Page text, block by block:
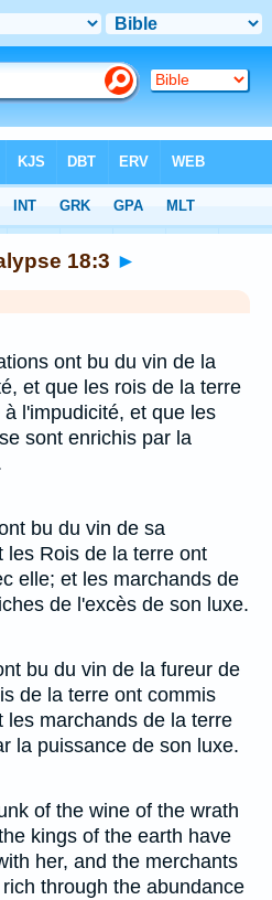
18:3 ►
ont bu du vin de la
et que les rois de la terre
l'impudicité, et que les
sont enrichis par la
bu du vin de sa
les Rois de la terre ont
elle; et les marchands de
de l'excès de son luxe.
bu du vin de la fureur de
de la terre ont commis
les marchands de la terre
la puissance de son luxe.
of the wine of the wrath
kings of the earth have
her, and the merchants
through the abundance